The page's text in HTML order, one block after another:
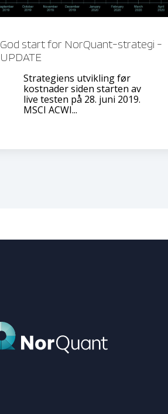
God start for NorQuant-strategi -
UPDATE
Strategiens utvikling før
kostnader siden starten av
live testen på 28. juni 2019.
MSCI ACWI...